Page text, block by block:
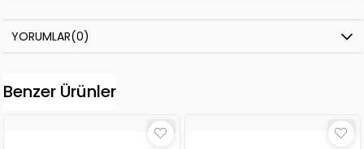
YORUMLAR(0)
Benzer Ürünler